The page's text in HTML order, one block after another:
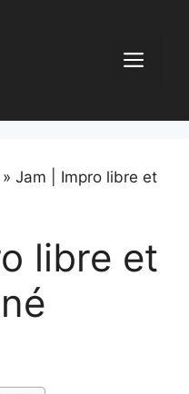
» Jam | Impro libre et
libre et